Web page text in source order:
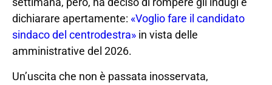
dichiarare apertamente: «Voglio fare il candidato
sindaco del centrodestra» in vista delle
amministrative del 2026.
Un’uscita che non è passata inosservata,